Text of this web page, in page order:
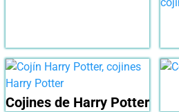
Cojines de Harry Potter